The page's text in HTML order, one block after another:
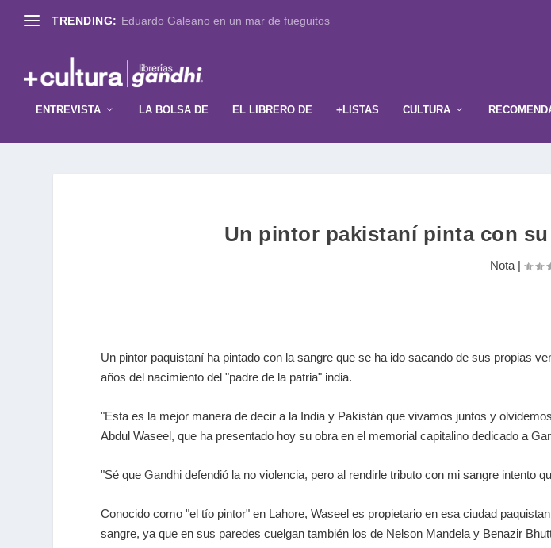
TRENDING: Eduardo Galeano en un mar de fueguitos
ENTREVISTA LA BOLSA DE EL LIBRERO DE +LISTAS CULTURA
Un pintor pakistaní pinta con
Nota|
Un pintor paquistaní ha pintado con la sangre que se ha ido sacando de sus propias
años del nacimiento del "padre de la patria" india.
"Esta es la mejor manera de decir a la India y Pakistán que vivamos juntos y
Abdul Waseel, que ha presentado hoy su obra en el memorial capitalino dedicado a
"Sé queGandhi defendió la no violencia, pero al rendirle tributo con mi sangre intento
Conocido como "el tío pintor" en Lahore, Waseel es propietario en esa ciudad
sangre, ya que en sus paredes cuelgan también los de Nelson Mandela y Benazir